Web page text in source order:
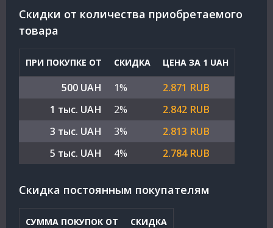
Скидки от количества приобретаемого
товара
ПРИ ПОКУПКЕ ОТ СКИДКА ЦЕНА ЗА 1 UAH
500 UAH 1%
2.871 RUB
1 тыс. UAH
2%
2.842 RUB
3 тыс. UAH
3%
2.813 RUB
5 тыс. UAH
4% 2.784 RUB
Cкидка постоянным покупателям
СУММА ПОКУПОК ОТ СКИДКА